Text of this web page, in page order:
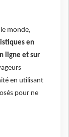
monde,
en
ligne et sur
en utilisant
pour ne